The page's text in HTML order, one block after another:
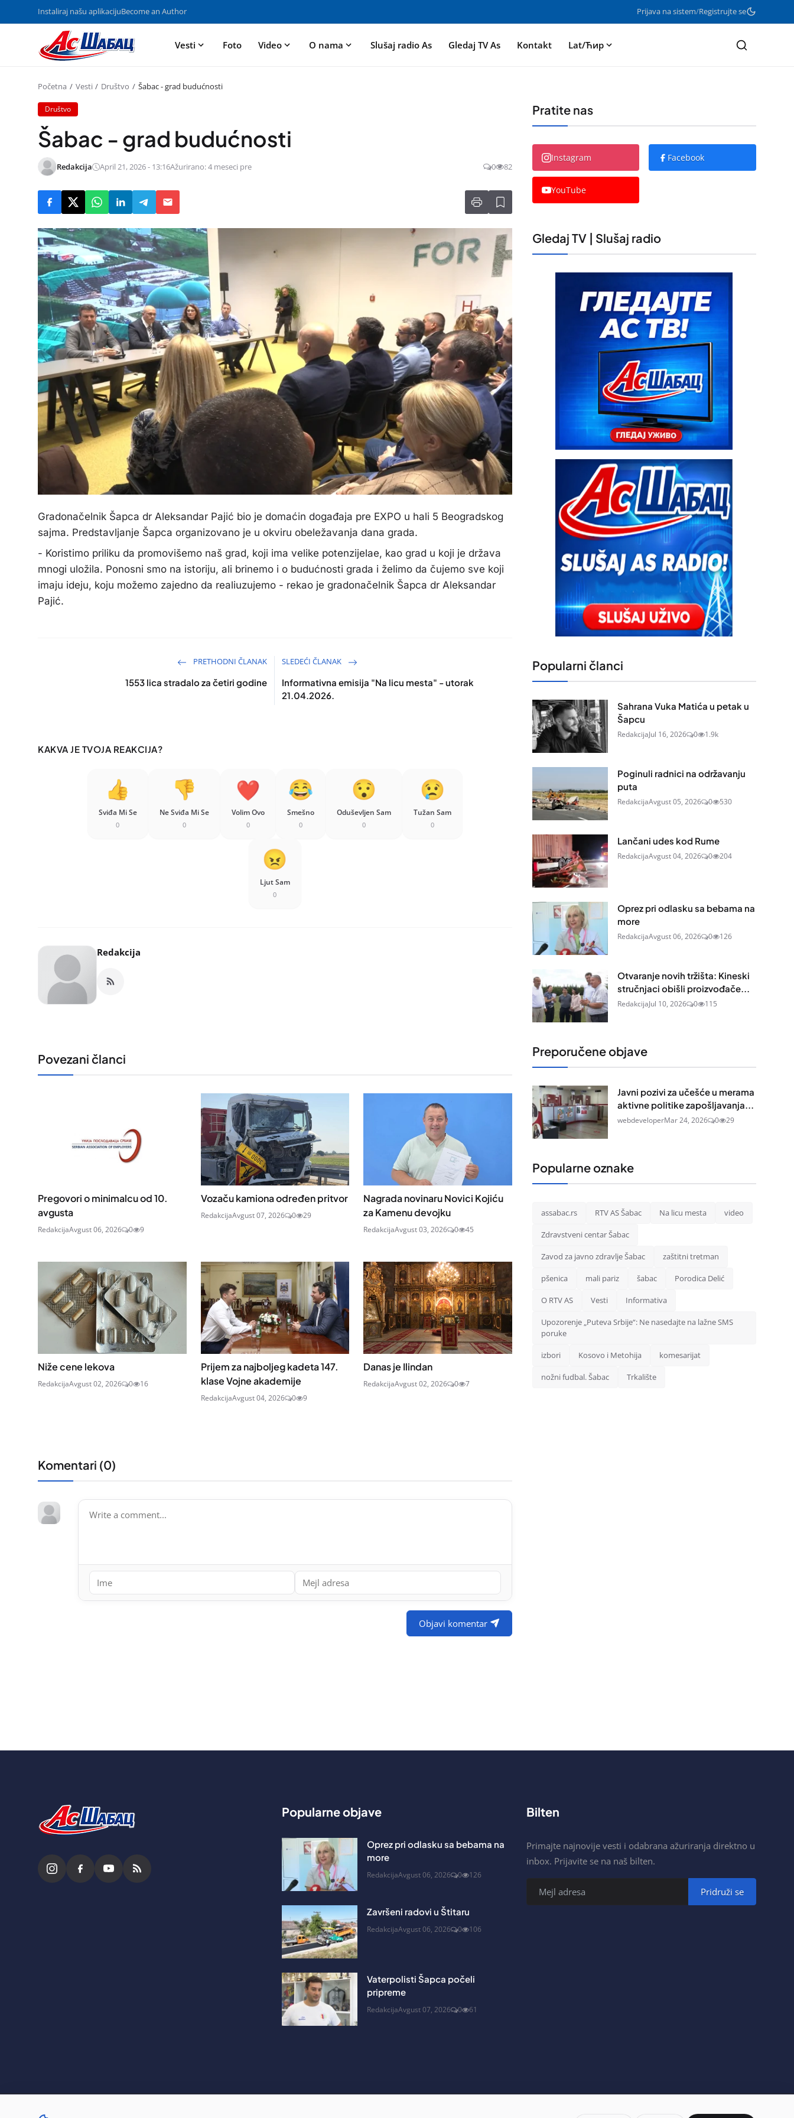
Instaliraj našu aplikacijuBecome an Author Prijava na sistem/Registrujte se
Vesti Foto Video O nama Slušaj radio As Gledaj TV As Kontakt Lat/Ћир
Početna Vesti Društvo Šabac - grad budućnosti
Društvo
Šabac - grad budućnosti
Redakcija April 21, 2026 - 13:16Ažurirano: 4 meseci pre 0 82
Gradonačelnik Šapca dr Aleksandar Pajić bio je domaćin događaja pre EXPO u hali 5 Beogradskog
sajma. Predstavljanje Šapca organizovano je u okviru obeležavanja dana grada.
- Koristimo priliku da promovišemo naš grad, koji ima velike potenzijelae, kao grad u koji je država
mnogi uložila. Ponosni smo na istoriju, ali brinemo i o budućnosti grada i želimo da čujemo sve koji
imaju ideju, koju možemo zajedno da realiuzujemo - rekao je gradonačelnik Šapca dr Aleksandar
Pajić.
PRETHODNI ČLANAK
1553 lica stradalo za četiri godine
SLEDEĆI ČLANAK
Informativna emisija "Na licu mesta" - utorak
21.04.2026.
KAKVA JE TVOJA REAKCIJA?
Sviđa Mi Se
0
Ne Sviđa Mi Se
0
Volim Ovo
0
Smešno
0
Oduševljen Sam
0
Tužan Sam
0
Ljut Sam
0
Redakcija
Povezani članci
Pregovori o minimalcu od 10.
avgusta
RedakcijaAvgust 06, 2026 0 9
Vozaču kamiona određen pritvor
RedakcijaAvgust 07, 2026 0 29
Nagrada novinaru Novici Kojiću
za Kamenu devojku
RedakcijaAvgust 03, 2026 0 45
Niže cene lekova
RedakcijaAvgust 02, 2026 0 16
Prijem za najboljeg kadeta 147.
klase Vojne akademije
RedakcijaAvgust 04, 2026 0 9
Danas je Ilindan
RedakcijaAvgust 02, 2026 0 7
Komentari (0)
Objavi komentar
Pratite nas
Instagram Facebook
YouTube
Gledaj TV | Slušaj radio
Popularni članci
Sahrana Vuka Matića u petak u
Šapcu
RedakcijaJul 16, 2026 0 1.9k
Poginuli radnici na održavanju
puta
RedakcijaAvgust 05, 2026 0 530
Lančani udes kod Rume
RedakcijaAvgust 04, 2026 0 204
Oprez pri odlasku sa bebama na
more
RedakcijaAvgust 06, 2026 0 126
Otvaranje novih tržišta: Kineski
stručnjaci obišli proizvođače...
RedakcijaJul 10, 2026 0 115
Preporučene objave
Javni pozivi za učešće u merama
aktivne politike zapošljavanja...
webdeveloperMar 24, 2026 0 29
Popularne oznake
assabac.rs RTV AS Šabac Na licu mesta video
Zdravstveni centar Šabac
Zavod za javno zdravlje Šabac zaštitni tretman
pšenica mali pariz šabac Porodica Delić
O RTV AS Vesti Informativa
Upozorenje „Puteva Srbije“: Ne nasedajte na lažne SMS
poruke
izbori Kosovo i Metohija komesarijat
nožni fudbal. Šabac Trkalište
Popularne objave
Oprez pri odlasku sa bebama na
more
RedakcijaAvgust 06, 2026 0 126
Završeni radovi u Štitaru
RedakcijaAvgust 06, 2026 0 106
Vaterpolisti Šapca počeli
pripreme
RedakcijaAvgust 07, 2026 0 61
Bilten
Primajte najnovije vesti i odabrana ažuriranja direktno u
inbox. Prijavite se na naš bilten.
Pridruži se